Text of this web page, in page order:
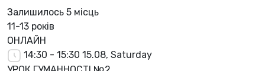
Залишилось 5 місць
11-13 років
ОНЛАЙН
14:30 - 15:30 15.08, Saturday